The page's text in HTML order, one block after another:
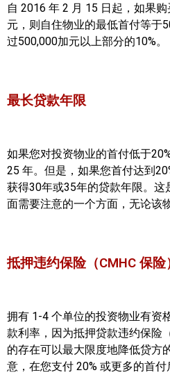
走近加拿大
定居安大略省
安大略省免费医疗保险
加拿大的福利制度
自 2016 年 2 月 15 日起，如果
元，则自住物业的最低首付等于
过500,000加元以上部分的10%。
最长贷款年限
如果您对投资物业的首付低于
25 年。但是，如果您首付达到
获得30年或35年的贷款年限。
面需要注意的一个方面，无论该
抵押违约保险（CMHC 保险
拥有 1-4 个单位的投资物业有资
款利率，因为抵押贷款违约保险
的存在可以最大限度地降低贷方
意，在您支付 20% 或更多的首